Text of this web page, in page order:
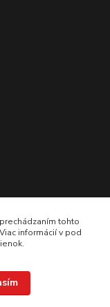
tohto
informácií v pod